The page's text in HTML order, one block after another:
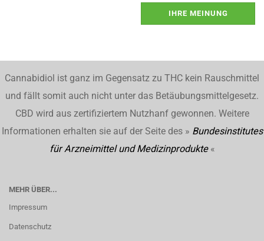
IHRE MEINUNG
Cannabidiol ist ganz im Gegensatz zu THC kein Rauschmittel
und fällt somit auch nicht unter das Betäubungsmittelgesetz.
CBD wird aus zertifiziertem Nutzhanf gewonnen. Weitere
Informationen erhalten sie auf der Seite des » Bundesinstitutes
für Arzneimittel und Medizinprodukte«
MEHR ÜBER...
Impressum
Datenschutz